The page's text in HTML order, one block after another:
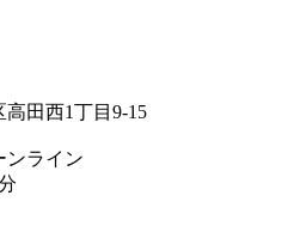
田西1丁目9-15
ンライン